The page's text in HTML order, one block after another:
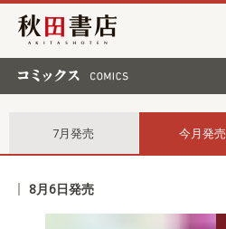
秋田書店
7月発売 今月発売
8月6日発売